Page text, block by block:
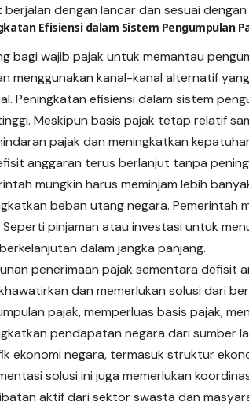
dengan lancar dan sesuai
Efisiensi dalam Sistem Pengumpulan
bagi wajib pajak untuk memantau
menggunakan kanal-kanal alternatif
Peningkatan efisiensi dalam sistem
Meskipun basis pajak tetap relatif
pajak dan meningkatkan
anggaran terus berlanjut tanpa
mungkin harus meminjam lebih
beban utang negara. Pemerintah
Seperti pinjaman atau investasi untuk
dalam jangka panjang.
penerimaan pajak sementara defisit
dan memerlukan solusi dari
pajak, memperluas basis pajak,
pendapatan negara dari sumber
ekonomi negara, termasuk struktur
solusi ini juga memerlukan
aktif dari sektor swasta dan